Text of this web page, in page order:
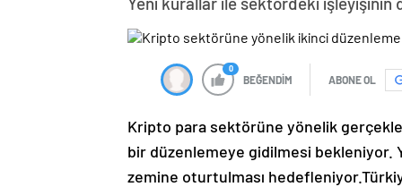
0
BEĞENDİM ABONE OL
Kripto para sektörüne yönelik
bir düzenlemeye gidilmesi bekleniyor.
zemine oturtulması